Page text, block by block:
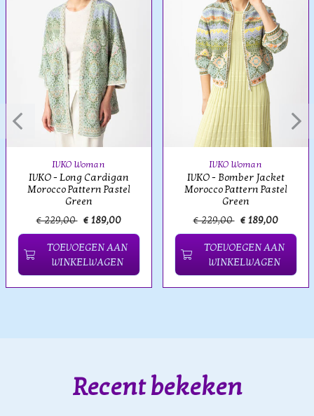
IVKO Woman
IVKO - Long Cardigan
Morocco Pattern Pastel
Green
€ 229,00 € 189,00
TOEVOEGEN AAN
WINKELWAGEN
IVKO Woman
IVKO - Bomber Jacket
Morocco Pattern Pastel
Green
€ 229,00 € 189,00
TOEVOEGEN AAN
WINKELWAGEN
Recent bekeken